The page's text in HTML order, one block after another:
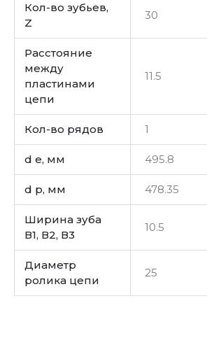
Кол-во зубьев,
Z
30
Расстояние
между
пластинами
цепи
11.5
Кол-во рядов 1
d e, мм 495.8
d p, мм 478.35
Ширина зуба
В1, В2, В3
10.5
Диаметр
ролика цепи
25